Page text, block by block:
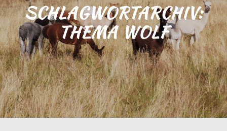
SCHLAGWORTARCHIV:
THEMA WOLF